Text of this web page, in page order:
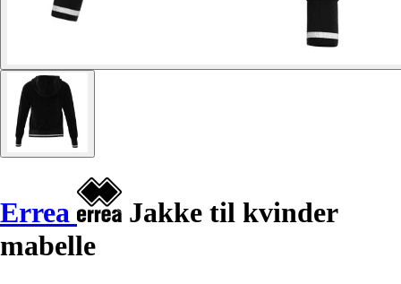
Errea
Jakke til kvinder
mabelle